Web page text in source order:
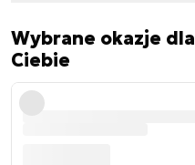
Wybrane okazje dla
Ciebie